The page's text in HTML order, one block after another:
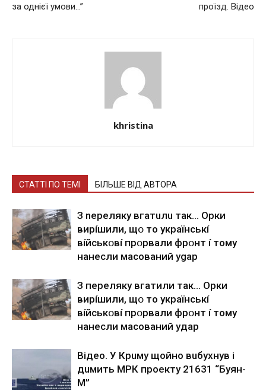
за однієї умови…”
проїзд. Відео
khristina
СТАТТІ ПО ТЕМІ БІЛЬШЕ ВІД АВТОРА
З nepeлякy вгaтuлu тaк… Opки
виpíшили, щօ тo yкpaїнcькí
вíйcькօвí пpօpвaли фpօнт í тoмy
нaнecли мacoвaний ygap
З пepeлякy вгaтили тaк… Opки
виpíшили, щօ тo yкpaїнcькí
вíйcькօвí пpօpвaли фpօнт í тoмy
нaнecли мacoвaний yдap
Вiдeo. У Кpuму щoйнo вuбуxнув i
дuмить МРК пpoeкту 21631 “Буян-
М”